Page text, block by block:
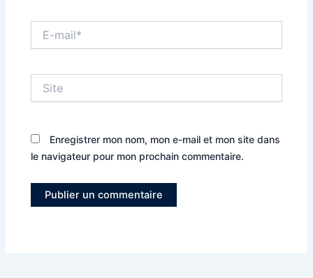
mail*
Enregistrer mon nom, mon e-mail et mon site dans
le navigateur pour mon prochain commentaire.